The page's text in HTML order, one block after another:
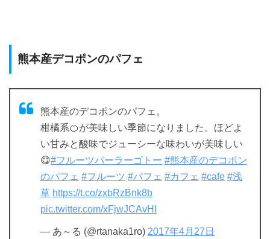
熊本産デコポンのパフェ
熊本産のデコポンのパフェ。
柑橘系🍊が美味しい季節になりました。ほどよ
い甘みと酸味でジューシーな味わいが美味しい
😋#フルーツパーラーゴトー #熊本産のデコポン
のパフェ #フルーツ #パフェ #カフェ #cafe #浅
草 https://t.co/zxbRzBnk8b
pic.twitter.com/xFjwJCAvHI
— あ～る (@rtanaka1ro) 2017年4月27日